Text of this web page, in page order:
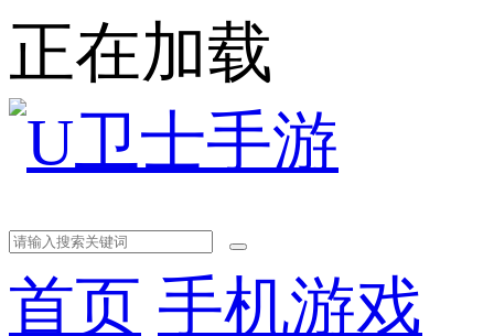
正在加载
首页 手机游戏